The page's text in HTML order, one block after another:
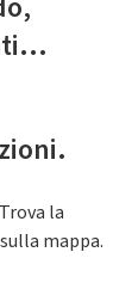
la
mappa.